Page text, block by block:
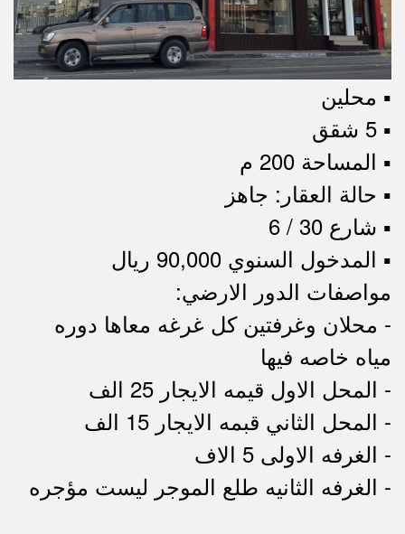
▪︎ محلين
▪︎ 5 شقق
▪︎ المساحة 200 م
▪︎ حالة العقار: جاهز
▪︎ شارع 30 / 6
▪︎ المدخول السنوي 90,000 ريال
مواصفات الدور الارضي:
- محلان وغرفتين كل غرغه معاها دوره
مياه خاصه فيها
- المحل الاول قيمه الايجار 25 الف
- المحل الثاني قبمه الايجار 15 الف
- الغرفه الاولى 5 الاف
- الغرفه الثانيه طلع الموجر ليست مؤجره